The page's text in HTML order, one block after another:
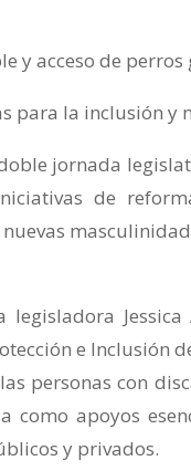
y acceso de perros
para la inclusión y
jornada
de
e Inclusión
personas con
como apoyos
y privados.